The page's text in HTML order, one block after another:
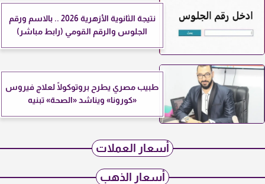
نتيجة الثانوية الأزهرية 2026 .. بالاسم ورقم
الجلوس والرقم القومي (رابط مباشر)
طبيب مصري يطرح بروتوكولًا لعلاج فيروس
«كورونا» ويناشد «الصحة» تبنيه
أسعار العملات
أسعار الذهب